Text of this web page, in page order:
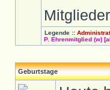
Legende ::
P. Ehrenmitglied (w)
Geburtstage